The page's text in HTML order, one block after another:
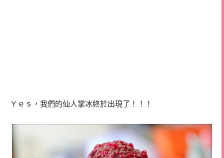
Ｙｅｓ，我們的仙人掌冰終於出現了！！！